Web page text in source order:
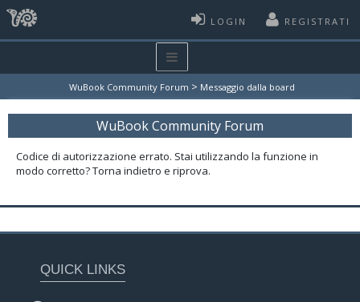
LOGIN REGISTRATI
WuBook Community Forum > Messaggio dalla board
WuBook Community Forum
Codice di autorizzazione errato. Stai utilizzando la funzione in
modo corretto? Torna indietro e riprova.
QUICK LINKS